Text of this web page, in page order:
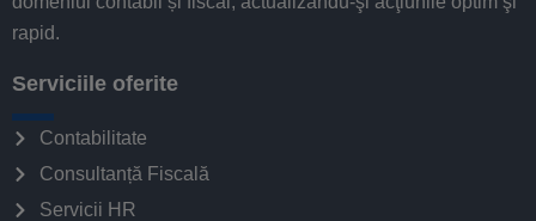
rapid.
Serviciile oferite
Contabilitate
Consultanță Fiscală
Servicii HR